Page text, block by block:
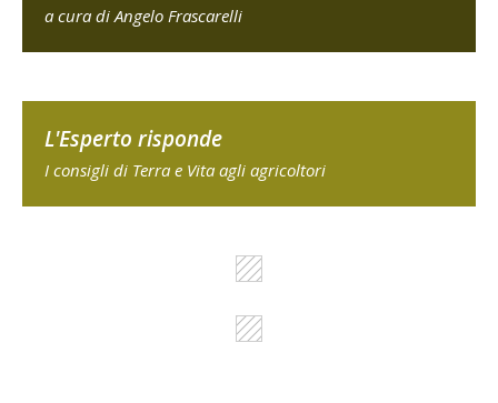
a cura di Angelo Frascarelli
L'Esperto risponde
I consigli di Terra e Vita agli agricoltori